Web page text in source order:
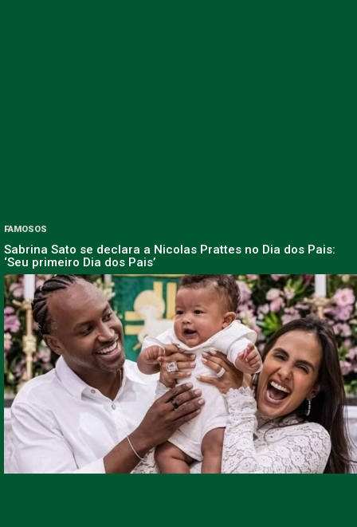
FAMOSOS
Sabrina Sato se declara a Nicolas Prattes no Dia dos Pais:
‘Seu primeiro Dia dos Pais’